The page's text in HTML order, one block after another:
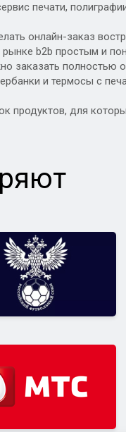
печати,
онлайн-заказ
рынке b2b простым и
заказать полностью
и термосы с
продуктов, для